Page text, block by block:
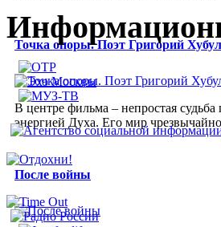
Точка опоры. Поэт Григорий
В центре фильма – непростая
энергией Духа. Его мир
После войны